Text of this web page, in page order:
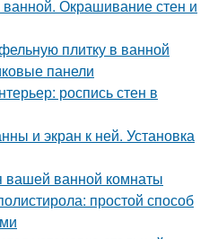
Окрашивание стен и
плитку в ванной
панели
роспись стен в
и экран к ней. Установка
вашей ванной комнаты
простой способ